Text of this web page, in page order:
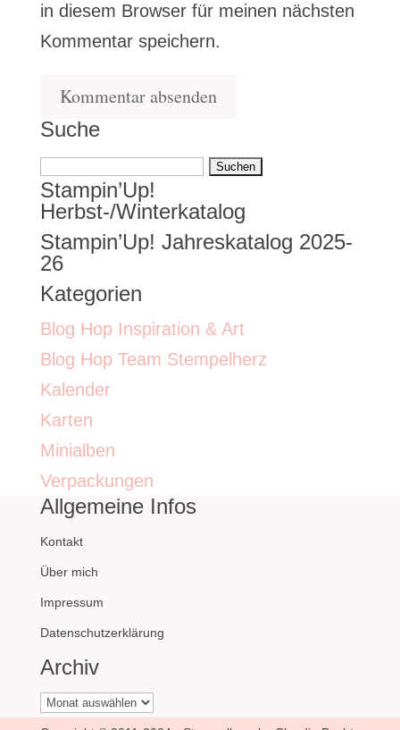
in diesem Browser für meinen nächsten
Kommentar speichern.
Suche
Suchen
nach:
Stampin’Up!
Herbst-/Winterkatalog
Stampin’Up! Jahreskatalog 2025-
26
Kategorien
Blog Hop Inspiration & Art
Blog Hop Team Stempelherz
Kalender
Karten
Minialben
Verpackungen
Allgemeine Infos
Kontakt
Über mich
Impressum
Datenschutzerklärung
Archiv
Archiv